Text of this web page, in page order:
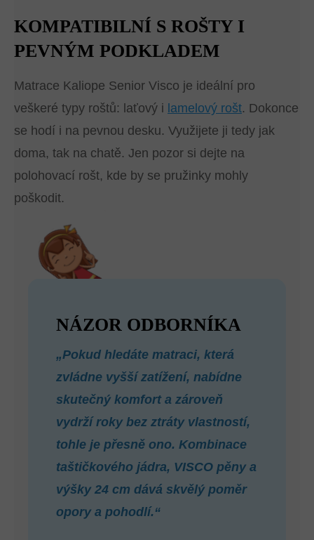
KOMPATIBILNÍ S ROŠTY I
PEVNÝM PODKLADEM
Matrace Kaliope Senior Visco je ideální pro
veškeré typy roštů: laťový i lamelový rošt. Dokonce
se hodí i na pevnou desku. Využijete ji tedy jak
doma, tak na chatě. Jen pozor si dejte na
polohovací rošt, kde by se pružinky mohly
poškodit.
NÁZOR ODBORNÍKA
„Pokud hledáte matraci, která
zvládne vyšší zatížení, nabídne
skutečný komfort a zároveň
vydrží roky bez ztráty vlastností,
tohle je přesně ono. Kombinace
taštičkového jádra, VISCO pěny a
výšky 24 cm dává skvělý poměr
opory a pohodlí.“